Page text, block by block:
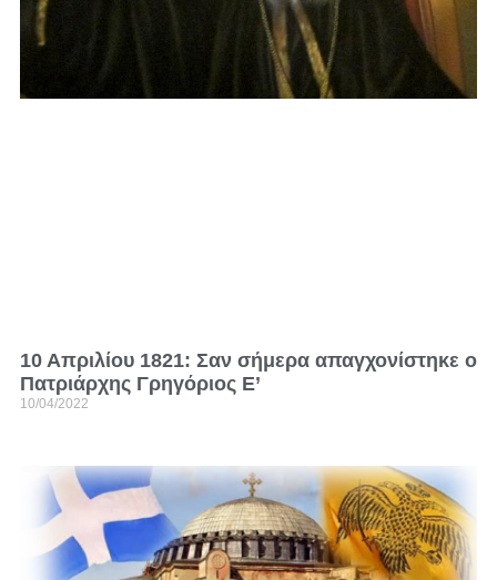
10 Απριλίου 1821: Σαν σήμερα απαγχονίστηκε o
Πατριάρχης Γρηγόριος Ε’
10/04/2022